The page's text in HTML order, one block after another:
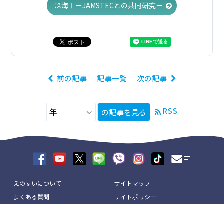
深海Ⅰ－JAMSTECとの共同研究－
前の記事 記事一覧 次の記事
の記事を見る RSS
えのすいについて
よくある質問
サイトマップ
サイトポリシー